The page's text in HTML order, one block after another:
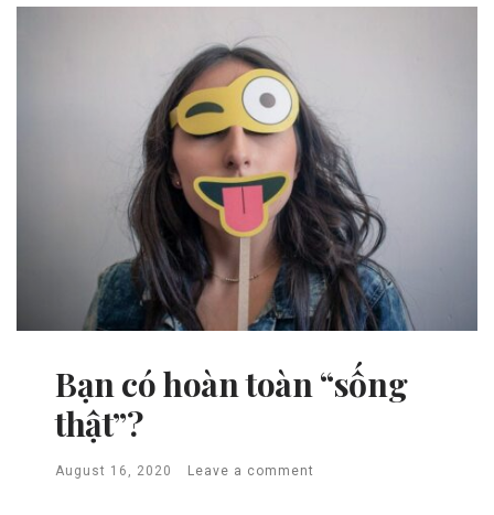
Bạn có hoàn toàn “sống
thật”?
August 16, 2020 Leave a comment